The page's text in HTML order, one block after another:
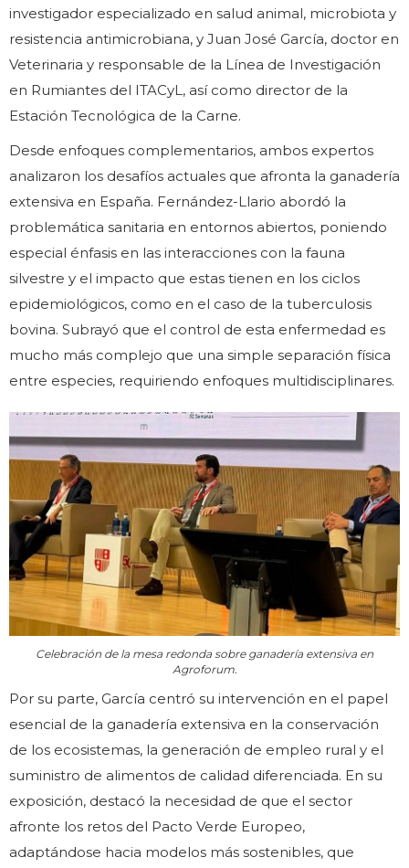
investigador especializado en salud animal, microbiota y
resistencia antimicrobiana, y Juan José García, doctor en
Veterinaria y responsable de la Línea de Investigación
en Rumiantes del ITACyL, así como director de la
Estación Tecnológica de la Carne.
Desde enfoques complementarios, ambos expertos
analizaron los desafíos actuales que afronta la ganadería
extensiva en España. Fernández-Llario abordó la
problemática sanitaria en entornos abiertos, poniendo
especial énfasis en las interacciones con la fauna
silvestre y el impacto que estas tienen en los ciclos
epidemiológicos, como en el caso de la tuberculosis
bovina. Subrayó que el control de esta enfermedad es
mucho más complejo que una simple separación física
entre especies, requiriendo enfoques multidisciplinares.
Celebración de la mesa redonda sobre ganadería extensiva en
Agroforum.
Por su parte, García centró su intervención en el papel
esencial de la ganadería extensiva en la conservación
de los ecosistemas, la generación de empleo rural y el
suministro de alimentos de calidad diferenciada. En su
exposición, destacó la necesidad de que el sector
afronte los retos del Pacto Verde Europeo,
adaptándose hacia modelos más sostenibles, que